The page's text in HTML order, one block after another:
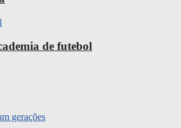
de futebol